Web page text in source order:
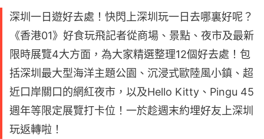
深圳一日遊好去處！快閃上深圳玩一日去哪裏好呢？
《香港01》好食玩飛記者從商場、景點、夜市及最新
限時展覽4大方面，為大家精選整理12個好去處！包
括深圳最大型海洋主題公園、沉浸式歐陸風小鎮、超
近口岸關口的網紅夜市，以及Hello Kitty、Pingu 45
週年等限定展覽打卡位！一於趁週末約埋好友上深圳
玩返轉啦！